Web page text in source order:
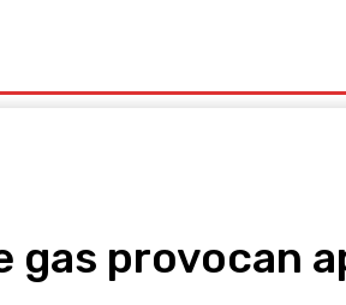
gas provocan